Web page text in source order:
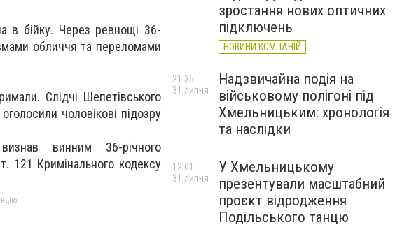
в бійку. Через ревнощі 36-
обличчя та переломами
Слідчі Шепетівського
чоловікові підозру
винним 36-річного
121 Кримінального кодексу
зростання нових оптичних
підключень
НОВИНИ КОМПАНІЙ
Надзвичайна подія на
військовому полігоні під
Хмельницьким: хронологія
та наслідки
21:35
31 липня
У Хмельницькому
презентували масштабний
проєкт відродження
Подільського танцю
12:01
31 липня